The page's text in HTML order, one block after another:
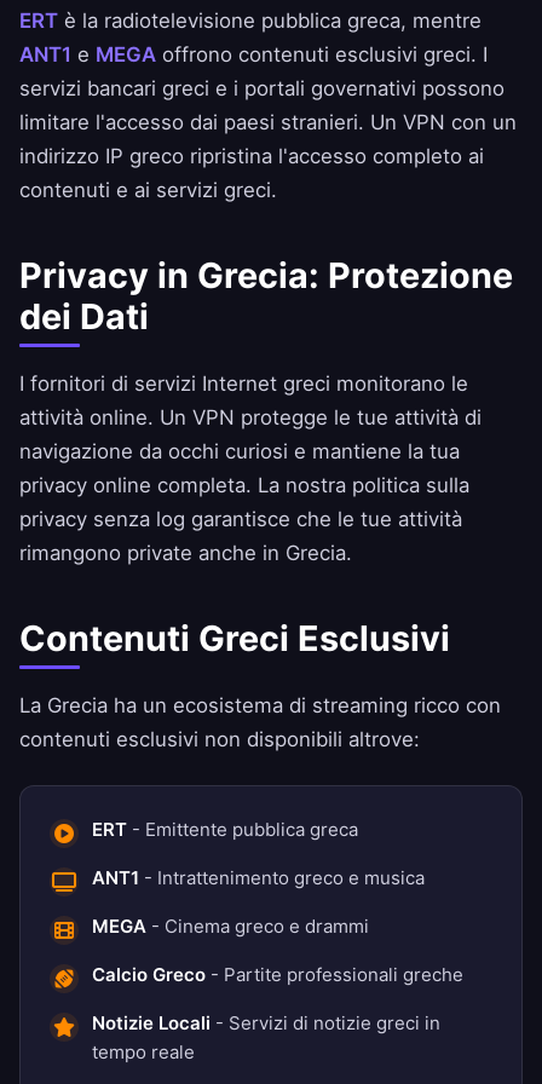
ERT è la radiotelevisione pubblica greca, mentre
ANT1 e MEGA offrono contenuti esclusivi greci. I
servizi bancari greci e i portali governativi possono
limitare l'accesso dai paesi stranieri. Un VPN con un
indirizzo IP greco ripristina l'accesso completo ai
contenuti e ai servizi greci.
Privacy in Grecia: Protezione
dei Dati
I fornitori di servizi Internet greci monitorano le
attività online. Un VPN protegge le tue attività di
navigazione da occhi curiosi e mantiene la tua
privacy online completa. La nostra politica sulla
privacy senza log garantisce che le tue attività
rimangono private anche in Grecia.
Contenuti Greci Esclusivi
La Grecia ha un ecosistema di streaming ricco con
contenuti esclusivi non disponibili altrove:
ERT - Emittente pubblica greca
ANT1 - Intrattenimento greco e musica
MEGA - Cinema greco e drammi
Calcio Greco - Partite professionali greche
Notizie Locali - Servizi di notizie greci in
tempo reale